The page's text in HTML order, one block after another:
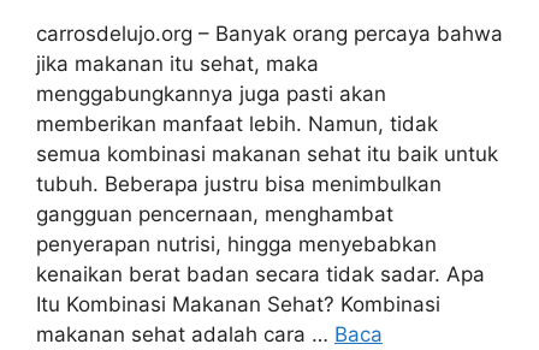
carrosdelujo.org – Banyak orang percaya bahwa
jika makanan itu sehat, maka
menggabungkannya juga pasti akan
memberikan manfaat lebih. Namun, tidak
semua kombinasi makanan sehat itu baik untuk
tubuh. Beberapa justru bisa menimbulkan
gangguan pencernaan, menghambat
penyerapan nutrisi, hingga menyebabkan
kenaikan berat badan secara tidak sadar. Apa
Itu Kombinasi Makanan Sehat? Kombinasi
makanan sehat adalah cara … Baca